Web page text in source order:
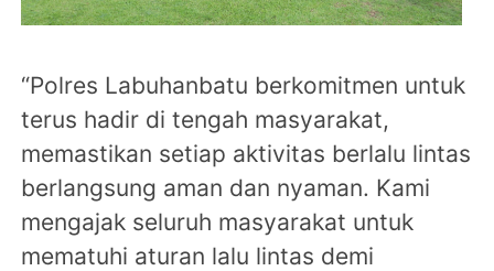
“Polres Labuhanbatu berkomitmen untuk
terus hadir di tengah masyarakat,
memastikan setiap aktivitas berlalu lintas
berlangsung aman dan nyaman. Kami
mengajak seluruh masyarakat untuk
mematuhi aturan lalu lintas demi